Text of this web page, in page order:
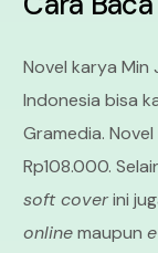
Novel karya Min
Indonesia bisa
Gramedia.
Rp108.000.
soft coverini
onlinemaupun